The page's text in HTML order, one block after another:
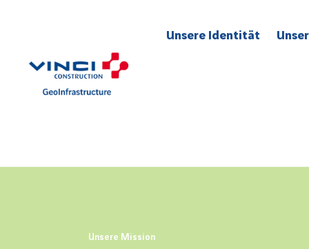
Unsere Identität
Unsere Mission